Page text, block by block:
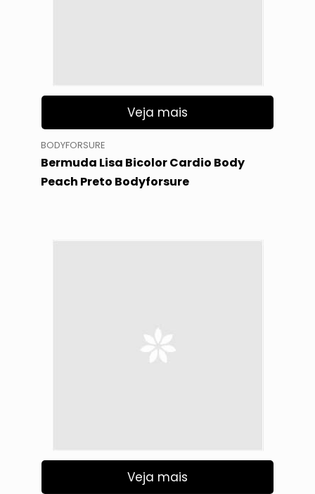
Veja mais
BODYFORSURE
Bermuda Lisa Bicolor Cardio Body
Peach Preto Bodyforsure
Veja mais